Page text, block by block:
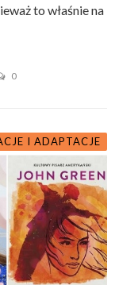
to właśnie na
0
I ADAPTACJE